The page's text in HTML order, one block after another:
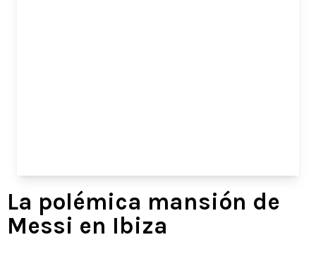
La polémica mansión de
Messi en Ibiza